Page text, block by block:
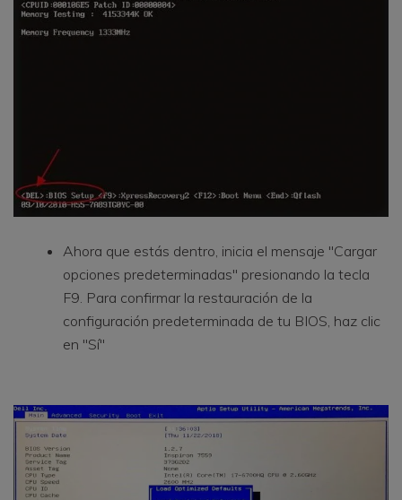
Ahora que estás dentro, inicia el mensaje "Cargar
opciones predeterminadas" presionando la tecla
F9. Para confirmar la restauración de la
configuración predeterminada de tu BIOS, haz clic
en "Sí"